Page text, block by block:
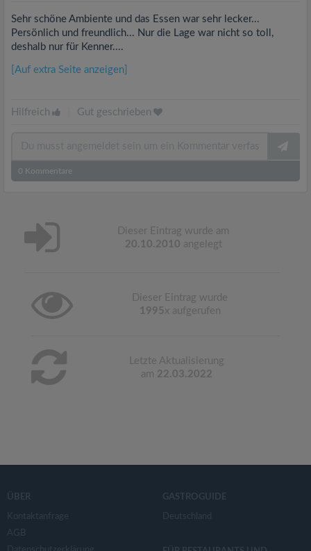
Sehr schöne Ambiente und das Essen war sehr lecker...
Persönlich und freundlich... Nur die Lage war nicht so toll,
deshalb nur für Kenner....
[Auf extra Seite anzeigen]
Hilfreich Gut geschrieben
0 Kommentare
Dieser Eintrag wurde am
20.10.2010 angelegt
Dieser Eintrag wurde
1995 x aufgerufen
Letzte Aktualisierung
am 22.03.2022
ÜBER
Kontaktanfrage
AGB
GASTROGUIDE
Deutschland